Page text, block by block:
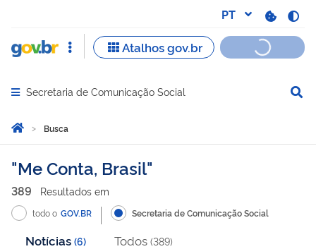
Abrir menu principal de navegação
Secretaria de Comunicação Social
Você está aqui:
Página Inicial
Busca
Busca
Me Conta, Brasil
389 Resultados em
todo o GOV.BR Secretaria de Comunicação Social
Notícias (6) Todos (389)